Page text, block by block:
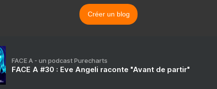
Créer un blog
FACE A - un podcast Purecharts
FACE A #30 : Eve Angeli raconte "Avant de partir"